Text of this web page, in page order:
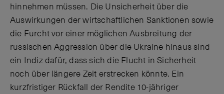
hinnehmen müssen. Die Unsicherheit über die
Auswirkungen der wirtschaftlichen Sanktionen sowie
die Furcht vor einer möglichen Ausbreitung der
russischen Aggression über die Ukraine hinaus sind
ein Indiz dafür, dass sich die Flucht in Sicherheit
noch über längere Zeit erstrecken könnte. Ein
kurzfristiger Rückfall der Rendite 10-jähriger